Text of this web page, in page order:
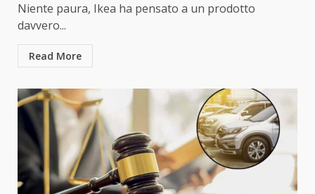
Niente paura, Ikea ha pensato a un prodotto
davvero...
Read More